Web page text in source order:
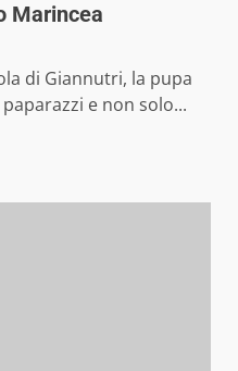
Marincea
di Giannutri, la pupa
e non solo...